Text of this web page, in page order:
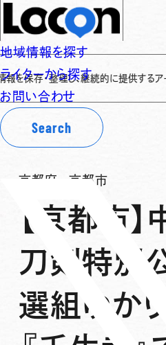
地域情報を探す
ライターから探す
お問い合わせ
Search
し、継続的に提供するアーカイブサイ
京都府 -京都市
【京都市
刀剣特別
選組ゆか